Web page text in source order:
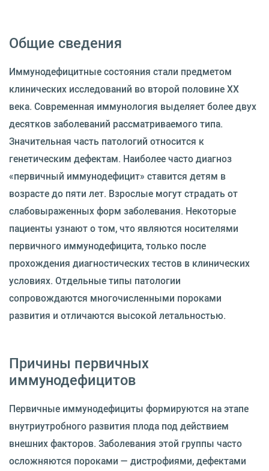
Общие сведения
Иммунодефицитные состояния стали предметом
клинических исследований во второй половине XX
века. Современная иммунология выделяет более двух
десятков заболеваний рассматриваемого типа.
Значительная часть патологий относится к
генетическим дефектам. Наиболее часто диагноз
«первичный иммунодефицит» ставится детям в
возрасте до пяти лет. Взрослые могут страдать от
слабовыраженных форм заболевания. Некоторые
пациенты узнают о том, что являются носителями
первичного иммунодефицита, только после
прохождения диагностических тестов в клинических
условиях. Отдельные типы патологии
сопровождаются многочисленными пороками
развития и отличаются высокой летальностью.
Причины первичных
иммунодефицитов
Первичные иммунодефициты формируются на этапе
внутриутробного развития плода под действием
внешних факторов. Заболевания этой группы часто
осложняются пороками — дистрофиями, дефектами